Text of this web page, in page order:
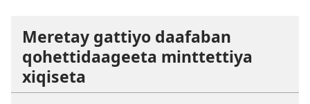
Meretay gattiyo daafaban
qohettidaageeta minttettiya
xiqiseta